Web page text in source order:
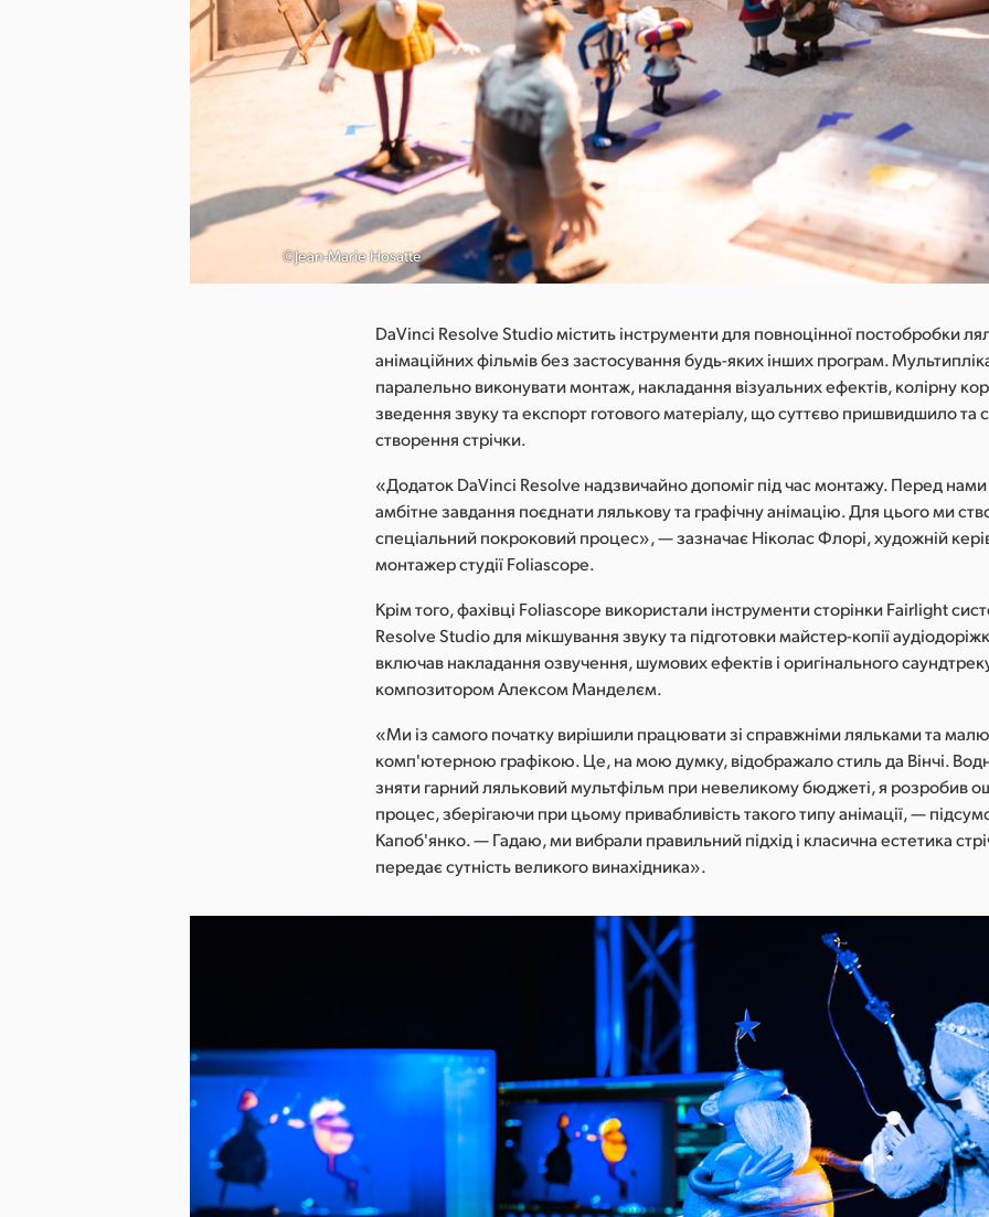
©Jean-Marie Hosatte
DaVinci Resolve Studio містить інструменти для повноцінної постобробки
анімаційних фільмів без застосування будь-яких інших програм.
паралельно виконувати монтаж, накладання візуальних ефектів, колірну
зведення звуку та експорт готового матеріалу, що суттєво пришвидшило та
створення стрічки.
«Додаток DaVinci Resolve надзвичайно допоміг під час монтажу. Перед
амбітне завдання поєднати лялькову та графічну анімацію. Для цього ми
спеціальний покроковий процес», — зазначає Ніколас Флорі, художній
монтажер студії Foliascope.
Крім того, фахівці Foliascope використали інструменти сторінки Fairlight
Resolve Studio для мікшування звуку та підготовки майстер-копії
включав накладання озвучення, шумових ефектів і оригінального
композитором Алексом Манделєм.
«Ми із самого початку вирішили працювати зі справжніми ляльками та
комп'ютерною графікою. Це, на мою думку, відображало стиль да Вінчі.
зняти гарний ляльковий мультфільм при невеликому бюджеті, я розробив
процес, зберігаючи при цьому привабливість такого типу анімації, —
Капоб'янко. — Гадаю, ми вибрали правильний підхід і класична естетика
передає сутність великого винахідника».